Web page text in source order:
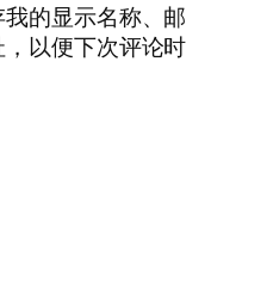
的显示名称、邮
以便下次评论时